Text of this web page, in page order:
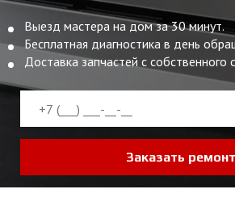
Выезд мастера на дом за 30 минут.
Бесплатная диагностика в день
Доставка запчастей с собственного
Заказать ремонт